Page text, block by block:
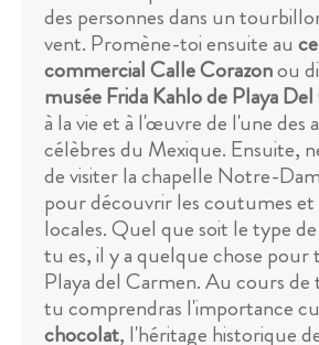
des personnes dans un
vent. Promène-toi ensuite au
commercial Calle Corazonou
musée Frida Kahlo de Playa
à la vie et à l'œuvre de l'une des
célèbres du Mexique. Ensuite,
de visiter la chapelle Notre-
pour découvrir les coutumes et
locales. Quel que soit le type
tu es, il y a quelque chose
Playa del Carmen. Au cours de
tu comprendras l'importance
chocolat, l'héritage historique